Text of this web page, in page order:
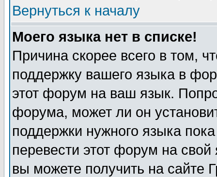
Вернуться к началу
Моего языка нет в списке!
Причина скорее всего в том,
поддержку вашего языка в
этот форум на ваш язык.
форума, может ли он
поддержки нужного языка
перевести этот форум на
вы можете получить на сайте